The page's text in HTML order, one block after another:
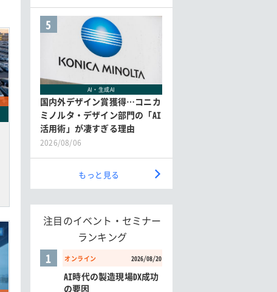
5
AI・生成AI
国内外デザイン賞獲得…コニカ
ミノルタ・デザイン部門の「AI
活用術」が凄すぎる理由
2026/08/06
もっと見る
注目のイベント・セミナー
ランキング
オンライン 2026/08/20
1
AI時代の製造現場DX成功
の要因